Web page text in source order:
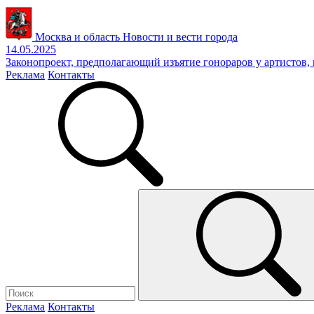
Москва и область Новости и вести города
14.05.2025
Законопроект, предполагающий изъятие гонораров у
Реклама Контакты
Реклама Контакты